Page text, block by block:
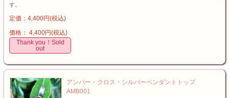
す。
定価：4,400円(税込)
価格： 4,400円(税込)
Thank you！Sold
out
アンバー・クロス・シルバーペンダントトップ
AMB001